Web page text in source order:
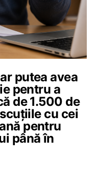
putea avea
pentru a
de 1.500 de
cu cei
pentru
până în